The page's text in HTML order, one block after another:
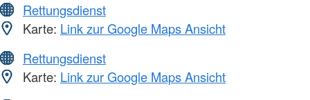
Rettungsdienst
Karte: Link zur Google Maps Ansicht
Rettungsdienst
Karte: Link zur Google Maps Ansicht